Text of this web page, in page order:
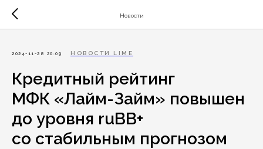
Новости
2024-11-28 20:09 НОВОСТИ LIME
Кредитный рейтинг
МФК «Лайм-Займ» повышен
до уровня ruBB+
со стабильным прогнозом